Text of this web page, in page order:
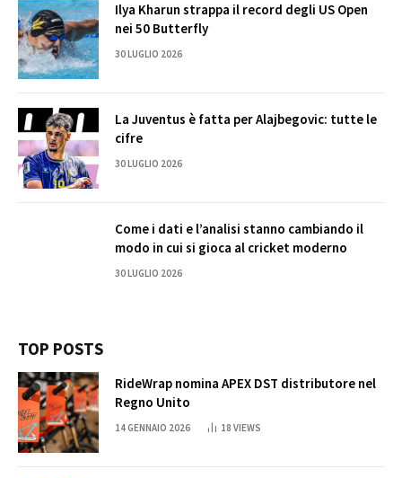
Ilya Kharun strappa il record degli US Open
nei 50 Butterfly
30 LUGLIO 2026
La Juventus è fatta per Alajbegovic: tutte le
cifre
30 LUGLIO 2026
Come i dati e l’analisi stanno cambiando il
modo in cui si gioca al cricket moderno
30 LUGLIO 2026
TOP POSTS
RideWrap nomina APEX DST distributore nel
Regno Unito
14 GENNAIO 2026 18 VIEWS